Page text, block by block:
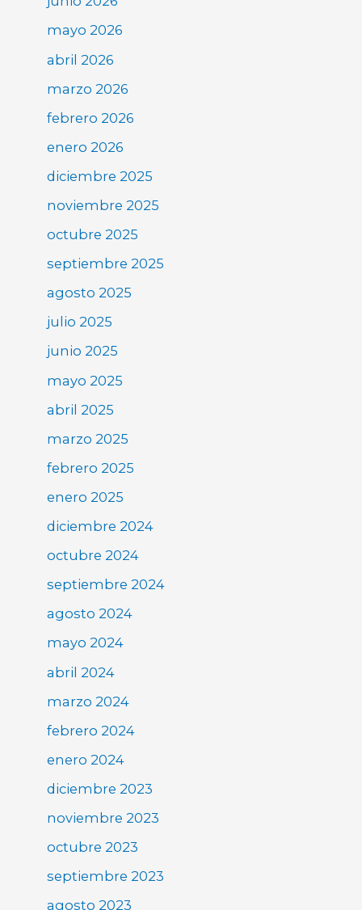
mayo 2026
abril 2026
marzo 2026
febrero 2026
enero 2026
diciembre 2025
noviembre 2025
octubre 2025
septiembre 2025
agosto 2025
julio 2025
junio 2025
mayo 2025
abril 2025
marzo 2025
febrero 2025
enero 2025
diciembre 2024
octubre 2024
septiembre 2024
agosto 2024
mayo 2024
abril 2024
marzo 2024
febrero 2024
enero 2024
diciembre 2023
noviembre 2023
octubre 2023
septiembre 2023
agosto 2023